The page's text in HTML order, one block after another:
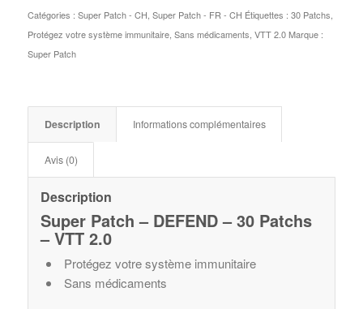
Catégories : Super Patch - CH, Super Patch - FR - CH Étiquettes : 30 Patchs,
Protégez votre système immunitaire, Sans médicaments, VTT 2.0 Marque :
Super Patch
Description Informations complémentaires
Avis (0)
Description
Super Patch – DEFEND – 30 Patchs
– VTT 2.0
Protégez votre système immunitaire
Sans médicaments